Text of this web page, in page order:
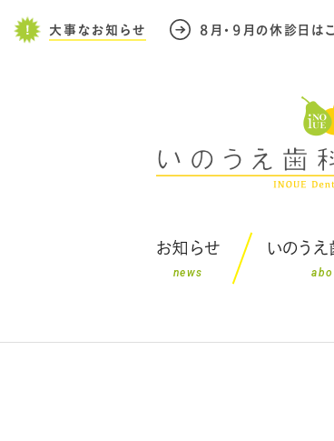
大事なお知らせ ８月・９月の休診日は
お知らせ
news
いのう